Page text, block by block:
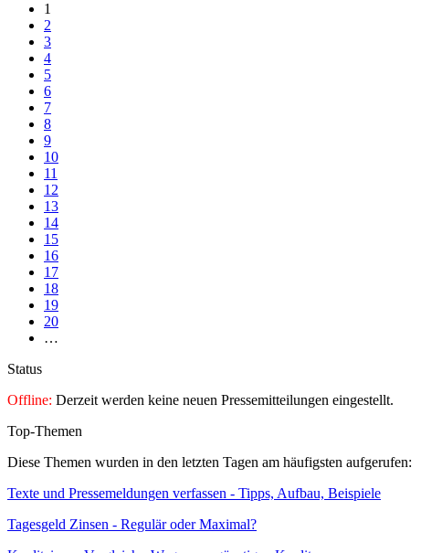
1
2
3
4
5
6
7
8
9
10
11
12
13
14
15
16
17
18
19
20
…
Status
Offline: Derzeit werden keine neuen Pressemitteilungen eingestellt.
Top-Themen
Diese Themen wurden in den letzten Tagen am häufigsten aufgerufen:
Texte und Pressemeldungen verfassen - Tipps, Aufbau, Beispiele
Tagesgeld Zinsen - Regulär oder Maximal?